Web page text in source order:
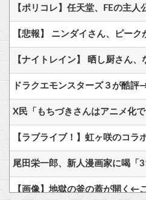
【ナイトレイン】 晒し厨さん